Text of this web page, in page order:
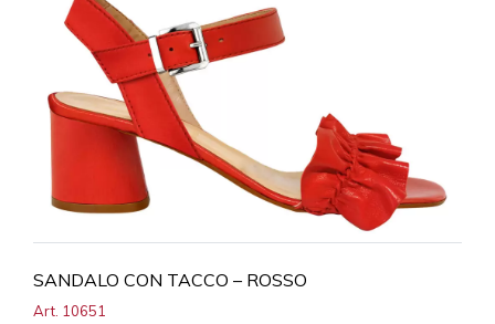
SANDALO CON TACCO – ROSSO
Art. 10651